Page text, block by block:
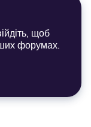
щоб
форумах.